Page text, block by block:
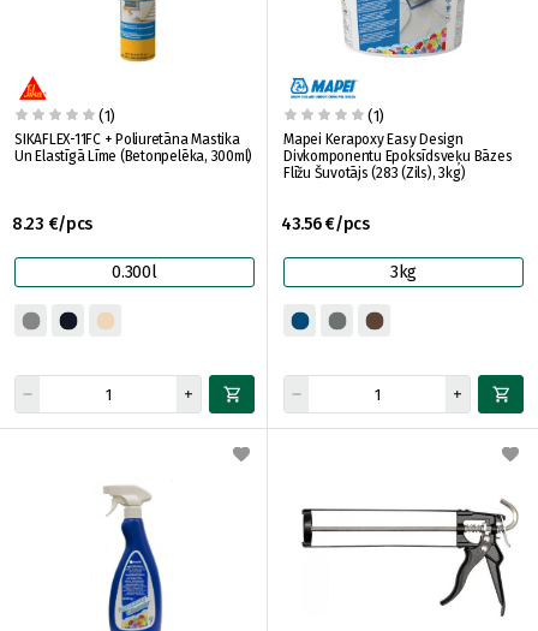
(1)
SIKAFLEX-11FC + Poliuretāna Mastika
Un Elastīgā Līme (Betonpelēka, 300ml)
8.23 €/pcs
0.300l
(1)
Mapei Kerapoxy Easy Design
Divkomponentu Epoksīdsveķu Bāzes
Flīžu Šuvotājs (283 (Zils), 3kg)
43.56 €/pcs
3kg